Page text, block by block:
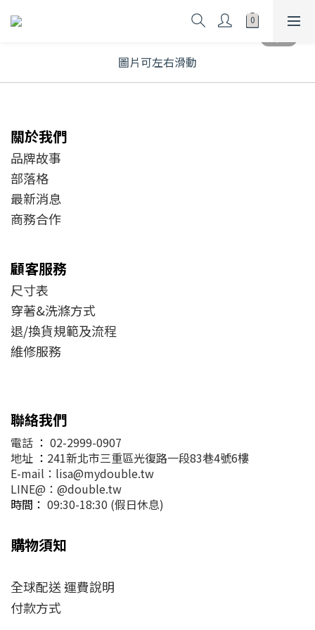
圖片可左右滑動
關於我們
品牌故事
部落格
最新消息
商務合作
顧客服務
尺寸表
穿著&洗滌方式
退/換貨規範及流程
維修服務
聯絡我們
電話 ： 02-2999-0907
地址 ： 241新北市三重區光復路一段83巷4號6樓
E-mail：lisa@mydouble.tw
LINE@：@double.tw
時間： 09:30-18:30 (假日休息)
購物須知
全球配送 運費說明
付款方式